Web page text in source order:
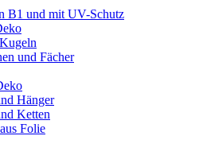
B1 und mit UV-Schutz
und Fächer
Hänger
Ketten
Folie